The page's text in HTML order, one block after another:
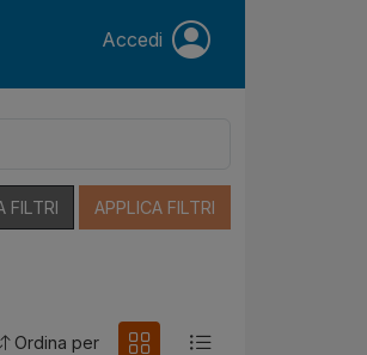
Accedi
FILTRI APPLICA FILTRI
Ordina per